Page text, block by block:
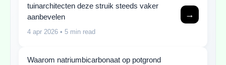
tuinarchitecten deze struik steeds vaker
aanbevelen
4 apr 2026 • 5 min read
→
Waarom natriumbicarbonaat op potgrond